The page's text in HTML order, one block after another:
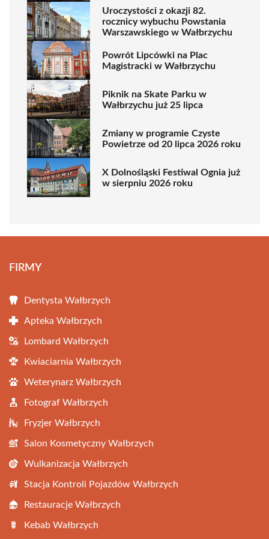
Uroczystości z okazji 82.
rocznicy wybuchu Powstania
Warszawskiego w Wałbrzychu
Powrót Lipcówki na Plac
Magistracki w Wałbrzychu
Piknik na Skate Parku w
Wałbrzychu już 25 lipca
Zmiany w programie Czyste
Powietrze od 20 lipca 2026 roku
X Dolnośląski Festiwal Ognia już
w sierpniu 2026 roku
FIRMY
Dentysta Wałbrzych
Apteka Wałbrzych
Lombard Wałbrzych
Kwiaciarnia Wałbrzych
Weterynarz Wałbrzych
Fotograf Wałbrzych
Fryzjer Wałbrzych
Salon Kosmetyczny Wałbrzych
Wulkanizacja Wałbrzych
Stacja Kontroli Pojazdów Wałbrzych
Restauracje Wałbrzych
Kebab Wałbrzych